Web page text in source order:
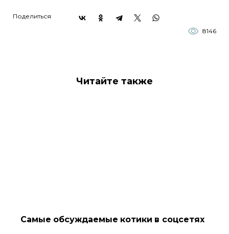
Поделиться
8146
Читайте также
Самые обсуждаемые котики в соцсетях